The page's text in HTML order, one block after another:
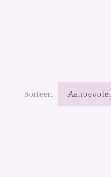
Sorteer: